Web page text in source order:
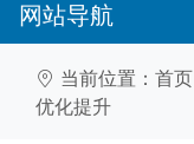
网站导航
当前位置： 首页
优化提升